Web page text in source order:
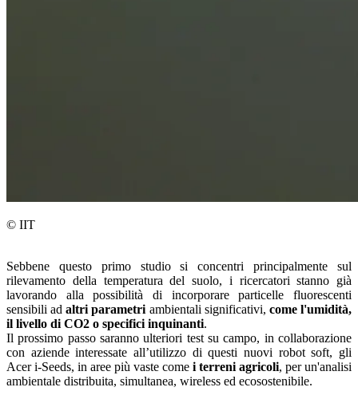
© IIT
Sebbene questo primo studio si concentri principalmente sul
rilevamento della temperatura del suolo, i ricercatori stanno già
lavorando alla possibilità di incorporare particelle fluorescenti
sensibili adaltri parametri ambientali significativi, come l'umidità,
il livello di CO2 o specifici inquinanti.
Il prossimo passo saranno ulteriori test su campo, in collaborazione
con aziende interessate all’utilizzo di questi nuovi robot soft, gli
Acer i-Seeds, in aree più vaste come i terreni agricoli, per un'analisi
ambientale distribuita, simultanea, wireless ed ecosostenibile.